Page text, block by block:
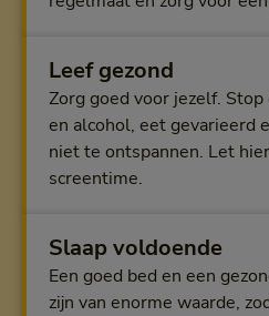
Leef gezond
Zorg goed voor jezelf.
en alcohol, eet gevarieerd
niet te ontspannen. Let
screentime.
Slaap voldoende
Een goed bed en een
zijn van enorme waarde,